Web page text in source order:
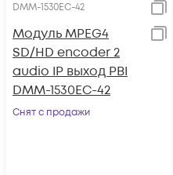
DMM-1530EC-42
Модуль MPEG4
SD/HD encoder 2
audio IP выход PBI
DMM-1530EC-42
Снят с продажи